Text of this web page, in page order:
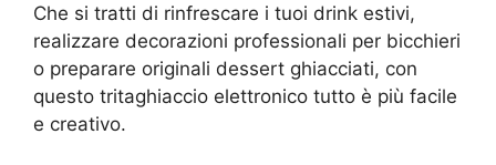
Che si tratti di rinfrescare i tuoi drink estivi,
realizzare decorazioni professionali per bicchieri
o preparare originali dessert ghiacciati, con
questo tritaghiaccio elettronico tutto è più facile
e creativo.